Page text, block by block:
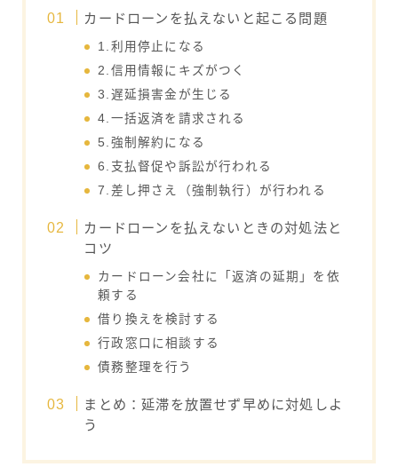
カードローンを払えないと起こる問題
1.利用停止になる
2.信用情報にキズがつく
3.遅延損害金が生じる
4.一括返済を請求される
5.強制解約になる
6.支払督促や訴訟が行われる
7.差し押さえ（強制執行）が行われる
カードローンを払えないときの対処法と
コツ
カードローン会社に「返済の延期」を依
頼する
借り換えを検討する
行政窓口に相談する
債務整理を行う
まとめ：延滞を放置せず早めに対処しよ
う